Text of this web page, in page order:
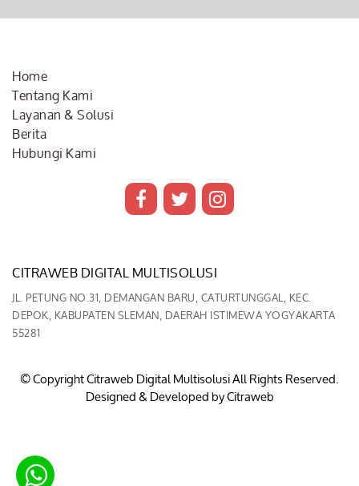
Home
Tentang Kami
Layanan & Solusi
Berita
Hubungi Kami
CITRAWEB DIGITAL MULTISOLUSI
JL. PETUNG NO.31, DEMANGAN BARU, CATURTUNGGAL, KEC.
DEPOK, KABUPATEN SLEMAN, DAERAH ISTIMEWA YOGYAKARTA
55281
© Copyright Citraweb Digital Multisolusi All Rights Reserved.
Designed & Developed byCitraweb